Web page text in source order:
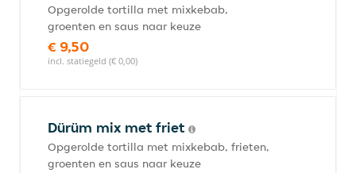
Opgerolde tortilla met mixkebab,
groenten en saus naar keuze
€ 9,50
incl. statiegeld (€ 0,00)
Dürüm mix met friet
Opgerolde tortilla met mixkebab, frieten,
groenten en saus naar keuze